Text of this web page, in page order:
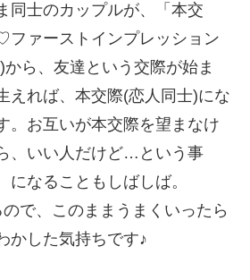
同士のカップルが、「本交
ファーストインプレッション
)から、友達という交際が始ま
えれば、本交際(恋人同士)にな
。お互いが本交際を望まなけ
、いい人だけど…と いう事
になることもしばしば。
で、このままうまくいったら
かした気持ちです♪